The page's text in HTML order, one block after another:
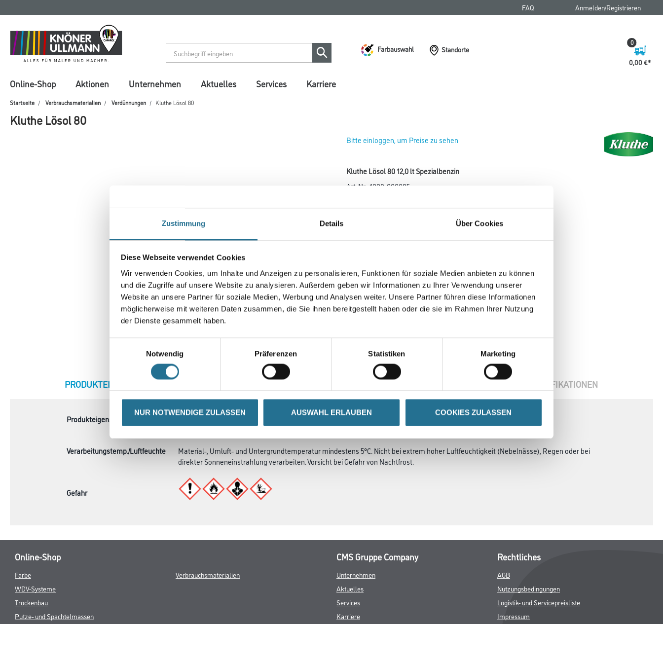
Zustimmung Details Über Cookies
Diese Webseite verwendet Cookies
Wir verwenden Cookies, um Inhalte und Anzeigen zu personalisieren, Funktionen für soziale Medien anbieten zu können
und die Zugriffe auf unsere Website zu analysieren. Außerdem geben wir Informationen zu Ihrer Verwendung unserer
Website an unsere Partner für soziale Medien, Werbung und Analysen weiter. Unsere Partner führen diese Informationen
möglicherweise mit weiteren Daten zusammen, die Sie ihnen bereitgestellt haben oder die sie im Rahmen Ihrer Nutzung
der Dienste gesammelt haben.
Notwendig
Präferenzen Statistiken Marketing
NUR NOTWENDIGE ZULASSEN AUSWAHL ERLAUBEN COOKIES ZULASSEN
springen
springen
FAQ Anmelden/Registrieren
Farbauswahl
Standorte
0,00 €
0
Online-Shop Aktionen Unternehmen Aktuelles Services Karriere
Startseite Verbrauchsmaterialien Verdünnungen Kluthe Lösol 80
Kluthe Lösol 80
Bitte einloggen, um Preise zu sehen
Kluthe Lösol 80 12,0 lt Spezialbenzin
Art-Nr.: 1008-000085
Umrechnungsfaktoren
CURRENT
PRODUKTEIGENSCHAFTEN ZUSATZINFOS GEFAHRENHINWEISE DATENBLÄTTER
Produkteigenschaft
- Aromatenfrei
- Schnellflüchtig
Material-, Umluft- und Untergrundtemperatur mindestens 5°C. Nicht bei extrem hoher Luftfeuchtigkeit (Nebelnässe), Regen oder bei
direkter Sonneneinstrahlung verarbeiten. Vorsicht bei Gefahr von Nachtfrost.
Online-Shop
Farbe
WDV-Systeme
CMS Gruppe Company
Unternehmen
Aktuelles
Rechtliches
AGB
Nutzungsbedingungen